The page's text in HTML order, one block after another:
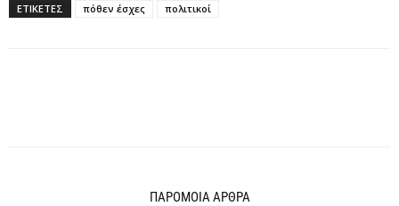
ΕΤΙΚΕΤΕΣ πόθεν έσχες πολιτικοί
ΠΑΡΟΜΟΙΑ ΑΡΘΡΑ